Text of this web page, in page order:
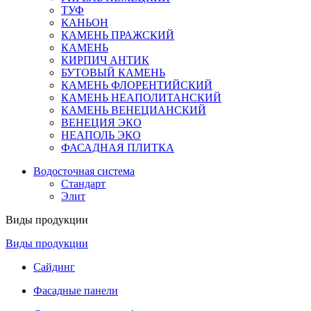
ТУФ
КАНЬОН
КАМЕНЬ ПРАЖСКИЙ
КАМЕНЬ
КИРПИЧ АНТИК
БУТОВЫЙ КАМЕНЬ
КАМЕНЬ ФЛОРЕНТИЙСКИЙ
КАМЕНЬ НЕАПОЛИТАНСКИЙ
КАМЕНЬ ВЕНЕЦИАНСКИЙ
ВЕНЕЦИЯ ЭКО
НЕАПОЛЬ ЭКО
ФАСАДНАЯ ПЛИТКА
Водосточная система
Стандарт
Элит
Виды продукции
Виды продукции
Сайдинг
Фасадные панели